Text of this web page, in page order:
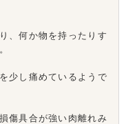
、何か物を持ったりす
少し痛めているようで
傷具合が強い肉離れみ